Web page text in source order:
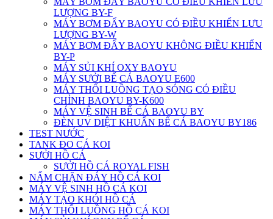
LƯỢNG BY-F
MÁY BƠM ĐẨY BAOYU CÓ ĐIỀU KHIỂN LƯU
LƯỢNG BY-W
MÁY BƠM ĐẨY BAOYU KHÔNG ĐIỀU KHIỂN
BY-P
MÁY SỦI KHÍ OXY BAOYU
MÁY SƯỞI BỂ CÁ BAOYU E600
MÁY THỔI LUỒNG TẠO SÓNG CÓ ĐIỀU
CHỈNH BAOYU BY-K600
MÁY VỆ SINH BỂ CÁ BAOYU BY
ĐÈN UV DIỆT KHUẨN BỂ CÁ BAOYU BY186
TEST NƯỚC
TANK ĐO CÁ KOI
SƯỞI HỒ CÁ
SƯỞI HỒ CÁ ROYAL FISH
NẤM CHẶN ĐÁY HỒ CÁ KOI
MÁY VỆ SINH HỒ CÁ KOI
MÁY TẠO KHÓI HỒ CÁ
MÁY THỔI LUỒNG HỒ CÁ KOI